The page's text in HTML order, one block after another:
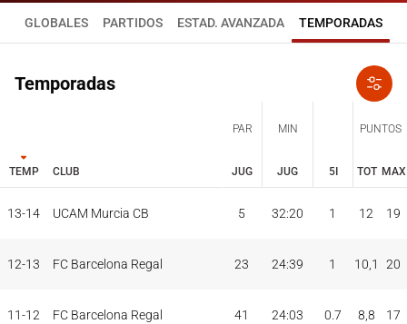
GLOBALES PARTIDOS ESTAD. AVANZADA TEMPORADAS
Temporadas
TEMP CLUB
PAR MIN
5I
PUNTOS
JUG JUG TOT MAX
TEMP CLUB
PAR MIN
5I
PUNTOS
13-14 UCAM Murcia CB 5 32:20 1 12 19
12-13 FC Barcelona Regal 23 24:39 1 10,1 20
11-12 FC Barcelona Regal 41 24:03 0.7 8,8 17